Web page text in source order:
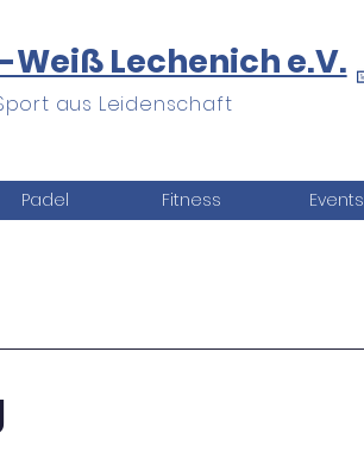
Weiß Lechenich e.V.
aus Leidenschaft
Padel Fitness Events